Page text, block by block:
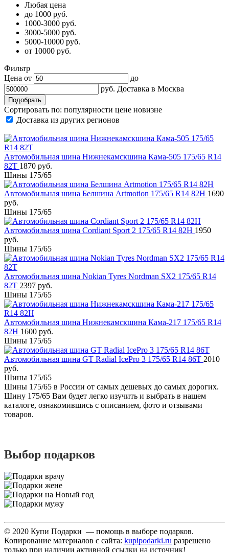
Любая цена
до 1000 руб.
1000-3000 руб.
3000-5000 руб.
5000-10000 руб.
от 10000 руб.
Фильтр
Цена от
до
руб. Доставка в Москва
Сортировать по: популярности цене новизне
Доставка из других регионов
Автомобильная шина Нижнекамскшина Кама-505 175/65 R14
82T 1870 руб.
Шины 175/65
Автомобильная шина Белшина Artmotion 175/65 R14 82H 1690
руб.
Шины 175/65
Автомобильная шина Cordiant Sport 2 175/65 R14 82H 1950
руб.
Шины 175/65
Автомобильная шина Nokian Tyres Nordman SX2 175/65 R14
82T 2397 руб.
Шины 175/65
Автомобильная шина Нижнекамскшина Кама-217 175/65 R14
82H 1600 руб.
Шины 175/65
Автомобильная шина GT Radial IcePro 3 175/65 R14 86T 2010
руб.
Шины 175/65
Шины 175/65 в России от самых дешевых до самых дорогих.
Шину 175/65 Вам будет легко изучить и выбрать в нашем
каталоге, ознакомившись с описанием, фото и отзывами
товаров.
Выбор подарков
© 2020 Купи Подарки — помощь в выборе подарков.
Копирование материалов с сайта: kupipodarki.ru разрешено
только при наличии активной ссылки на источник!